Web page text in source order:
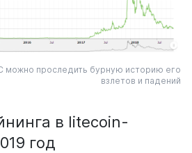
можно проследить бурную историю его
взлетов и падений
в litecoin-
год